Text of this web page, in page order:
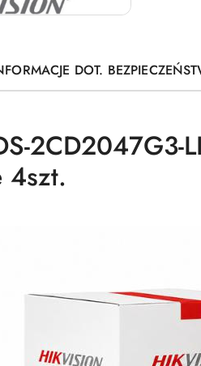
DOT.
2CD2047G3-
4szt.